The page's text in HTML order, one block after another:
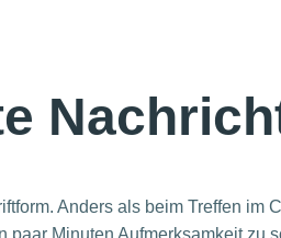
Anders als beim Treffen